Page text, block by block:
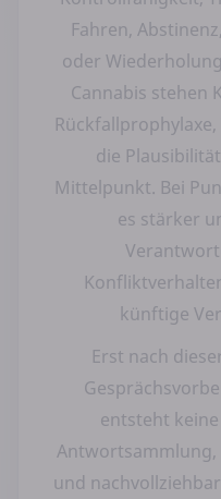
Fahren,
oder
Cannabis stehen
die
Mittelpunkt. Bei
es stärker
künftige
Erst nach
entsteht
und